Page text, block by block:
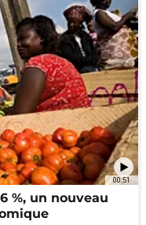
00:51
%, un nouveau